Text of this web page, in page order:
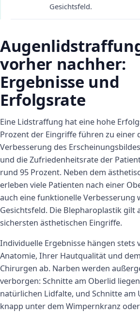
Gesichtsfeld.
vorher nachher:
Ergebnisse und
Erfolgsrate
Eine Lidstraffung hat eine hohe
Prozent der Eingriffe führen zu einer
Verbesserung des
und die Zufriedenheitsrate der
rund 95 Prozent. Neben dem
erleben viele Patienten nach einer
auch eine funktionelle Verbesserung
Gesichtsfeld. Die Blepharoplastik gilt
sichersten ästhetischen Eingriffe.
Individuelle Ergebnisse hängen stets
Anatomie, Ihrer Hautqualität und
Chirurgen ab. Narben werden
verborgen: Schnitte am Oberlid
natürlichen Lidfalte, und Schnitte am
knapp unter dem Wimpernkranz